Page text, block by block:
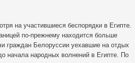
на участившиеся беспорядки в Египте.
по-прежнему находится больше
граждан Белоруссии уехавшие на отдых
начала народных волнений в Египте. По